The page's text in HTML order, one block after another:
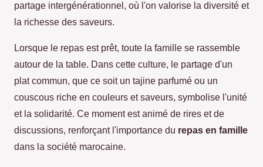
partage intergénérationnel, où l'on valorise la diversité et
la richesse des saveurs.
Lorsque le repas est prêt, toute la famille se rassemble
autour de la table. Dans cette culture, le partage d'un
plat commun, que ce soit un tajine parfumé ou un
couscous riche en couleurs et saveurs, symbolise l'unité
et la solidarité. Ce moment est animé de rires et de
discussions, renforçant l'importance du repas en famille
dans la société marocaine.